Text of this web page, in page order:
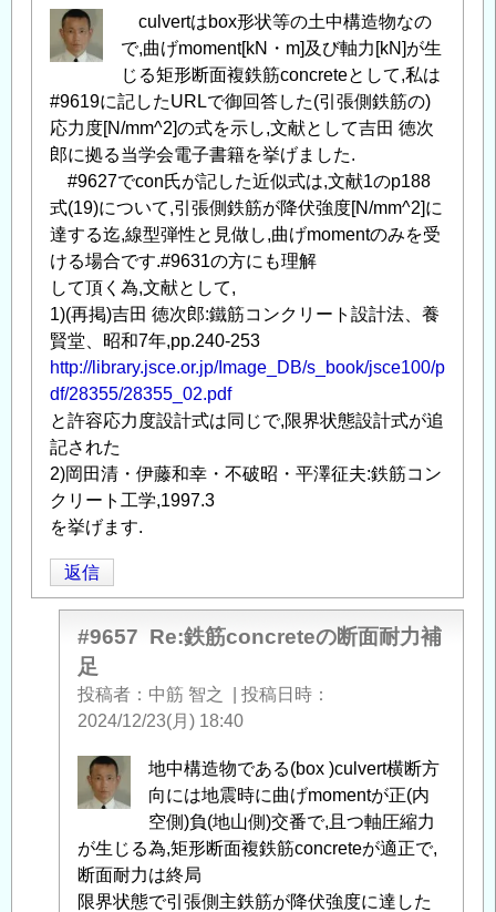
ク
リ
ト
の
断
面
耐
力、
応
力
度
に
つ
い
て」
へ
の
返
信
culvertはbox形状等の土中構造物なの
で,曲げmoment[kN・m]及び軸力[kN]が生
じる矩形断面複鉄筋concreteとして,私は
#9619に記したURLで御回答した(引張側鉄筋の)
応力度[N/mm^2]の式を示し,文献として吉田 徳次
郎に拠る当学会電子書籍を挙げました.
#9627でcon氏が記した近似式は,文献1のp188
式(19)について,引張側鉄筋が降伏強度[N/mm^2]に
達する迄,線型弾性と見做し,曲げmomentのみを受
ける場合です.#9631の方にも理解
して頂く為,文献として,
1)(再掲)吉田 徳次郎:鐵筋コンクリート設計法、養
賢堂、昭和7年,pp.240-253
http://library.jsce.or.jp/Image_DB/s_book/jsce100/p
df/28355/28355_02.pdf
と許容応力度設計式は同じで,限界状態設計式が追
記された
2)岡田清・伊藤和幸・不破昭・平澤征夫:鉄筋コン
クリート工学,1997.3
を挙げます.
返信
#9657 Re:鉄筋concreteの断面耐力補
足
投稿者 中筋 智之
投稿日時
2024/12/23(月) 18:40
中
筋
之
に
よ
地中構造物である(box )culvert横断方
向には地震時に曲げmomentが正(内
空側)負(地山側)交番で,且つ軸圧縮力
が生じる為,矩形断面複鉄筋concreteが適正で,
断面耐力は終局
限界状態で引張側主鉄筋が降伏強度に達した